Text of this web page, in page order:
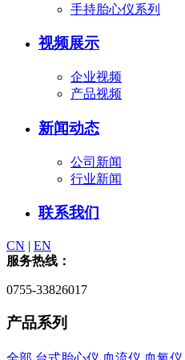
手持胎心仪系列
视频展示
企业视频
产品视频
新闻动态
公司新闻
行业新闻
联系我们
CN | EN
服务热线：
0755-33826017
产品系列